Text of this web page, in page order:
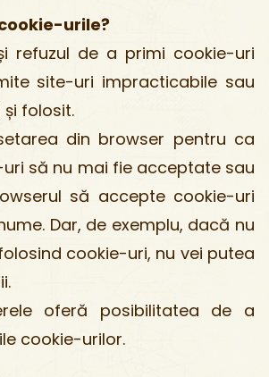
urile?
refuzul de a primi cookie-uri
site-uri impracticabile sau
folosit.
din browser pentru ca
să nu mai fie acceptate sau
să accepte cookie-uri
Dar, de exemplu, dacă nu
cookie-uri, nu vei putea
oferă posibilitatea de a
cookie-urilor.